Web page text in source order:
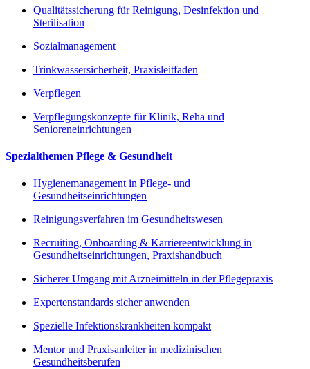
Qualitätssicherung für Reinigung, Desinfektion und
Sterilisation
Sozialmanagement
Trinkwassersicherheit, Praxisleitfaden
Verpflegen
Verpflegungskonzepte für Klinik, Reha und
Senioreneinrichtungen
Spezialthemen Pflege & Gesundheit
Hygienemanagement in Pflege- und
Gesundheitseinrichtungen
Reinigungsverfahren im Gesundheitswesen
Recruiting, Onboarding & Karriereentwicklung in
Gesundheitseinrichtungen, Praxishandbuch
Sicherer Umgang mit Arzneimitteln in der Pflegepraxis
Expertenstandards sicher anwenden
Spezielle Infektionskrankheiten kompakt
Mentor und Praxisanleiter in medizinischen
Gesundheitsberufen